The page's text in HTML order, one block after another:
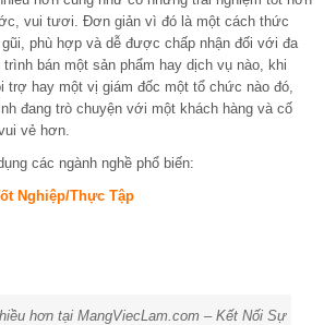
vui tươi. Đơn giản vì đó là một cách thức
phù hợp và dễ được chấp nhận đối với đa
bán một sản phẩm hay dịch vụ nào, khi
trợ hay một vị giám đốc một tổ chức nào đó,
đang trò chuyện với một khách hàng và cố
vẻ hơn.
các ngành nghề phổ biến:
Nghiệp/Thực Tập
hơn tại MangViecLam.com – Kết Nối Sự